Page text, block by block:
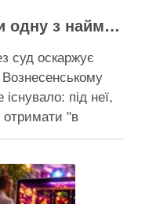
У центрі Києва викрили одну з наймасштабніших туалетних схем з фіктивним будинком
суд оскаржує
існувало: під неї,
отримати "в
Прокуратура
планували
окружна